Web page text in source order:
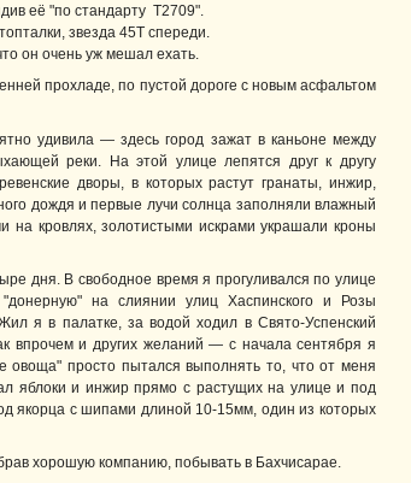
её "по стандарту Т2709".
звезда 45Т спереди.
он очень уж мешал ехать.
прохладе, по пустой дороге с новым асфальтом
удивила — здесь город зажат в каньоне между
реки. На этой улице лепятся друг к другу
дворы, в которых растут гранаты, инжир,
дождя и первые лучи солнца заполняли влажный
на кровлях, золотистыми искрами украшали кроны
дня. В свободное время я прогуливался по улице
на слиянии улиц Хаспинского и Розы
я в палатке, за водой ходил в Свято-Успенский
впрочем и других желаний — с начала сентября я
овоща" просто пытался выполнять то, что от меня
яблоки и инжир прямо с растущих на улице и под
якорца с шипами длиной 10-15мм, один из которых
хорошую компанию, побывать в Бахчисарае.